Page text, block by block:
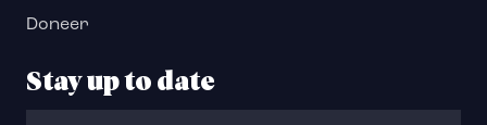
Doneer
Stay up to date